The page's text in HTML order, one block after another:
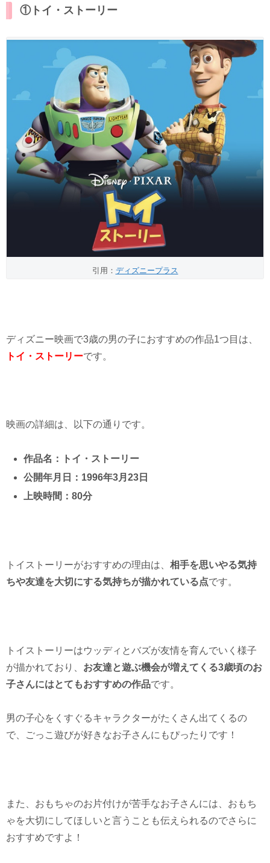
①トイ・ストーリー
引用： ディズニープラス
ディズニー映画で3歳の男の子におすすめの作品1つ目は、
トイ・ストーリーです。
映画の詳細は、以下の通りです。
作品名：トイ・ストーリー
公開年月日：1996年3月23日
上映時間：80分
トイストーリーがおすすめの理由は、 相手を思いやる気持
ちや友達を大切にする気持ちが描かれている点です。
トイストーリーはウッディとバズが友情を育んでいく様子
が描かれており、 お友達と遊ぶ機会が増えてくる3歳頃のお
子さんにはとてもおすすめの作品です。
男の子心をくすぐるキャラクターがたくさん出てくるの
で、ごっこ遊びが好きなお子さんにもぴったりです！
また、おもちゃのお片付けが苦手なお子さんには、おもち
ゃを大切にしてほしいと言うことも伝えられるのでさらに
おすすめですよ！